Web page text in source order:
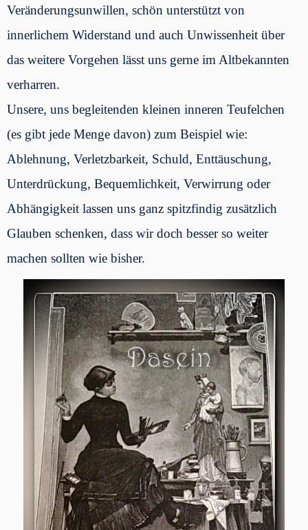
Veränderungsunwillen, schön unterstützt von
innerlichem Widerstand und auch Unwissenheit über
das weitere Vorgehen lässt uns gerne im Altbekannten
verharren.
Unsere, uns begleitenden kleinen inneren Teufelchen
(es gibt jede Menge davon) zum Beispiel wie:
Ablehnung, Verletzbarkeit, Schuld, Enttäuschung,
Unterdrückung, Bequemlichkeit, Verwirrung oder
Abhängigkeit lassen uns ganz spitzfindig zusätzlich
Glauben schenken, dass wir doch besser so weiter
machen sollten wie bisher.